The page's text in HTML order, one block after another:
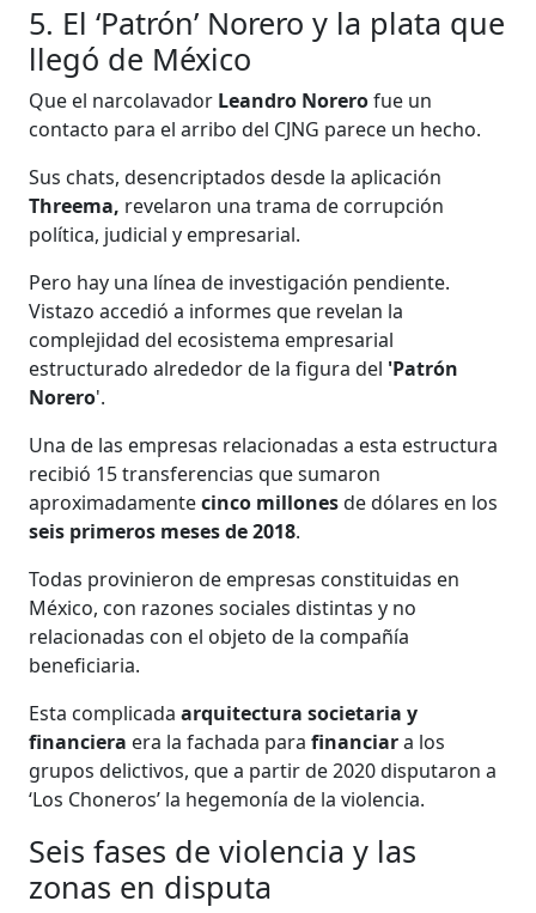
5. El ‘Patrón’ Norero y la plata que
llegó de México
Que el narcolavador Leandro Norerofue un
contacto para el arribo del CJNG parece un hecho.
Sus chats, desencriptados desde la aplicación
Threema, revelaron una trama de corrupción
política, judicial y empresarial.
Pero hay una línea de investigación pendiente.
Vistazo accedió a informes que revelan la
complejidad del ecosistema empresarial
estructurado alrededor de la figura del 'Patrón
Norero'.
Una de las empresas relacionadas a esta estructura
recibió 15 transferencias que sumaron
aproximadamentecinco millonesde dólares en los
seis primeros meses de 2018.
Todas provinieron de empresas constituidas en
México, con razones sociales distintas y no
relacionadas con el objeto de la compañía
beneficiaria.
Esta complicadaarquitectura societaria y
financiera era la fachada parafinanciara los
grupos delictivos, que a partir de 2020 disputaron a
‘Los Choneros’ la hegemonía de la violencia.
Seis fases de violencia y las
zonas en disputa